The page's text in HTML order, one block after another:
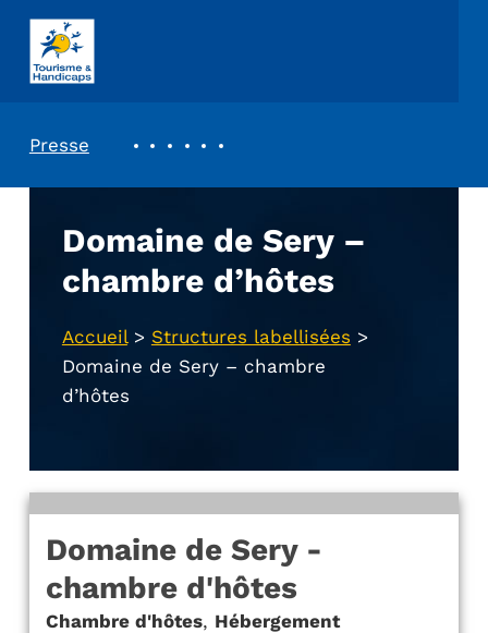
ASSOCIATION TOURISME ET HANDICAPS
Presse
Domaine de Sery –
chambre d’hôtes
Accueil> Structures labellisées >
Domaine de Sery – chambre
d’hôtes
Domaine de Sery -
chambre d'hôtes
Chambre d'hôtes, Hébergement